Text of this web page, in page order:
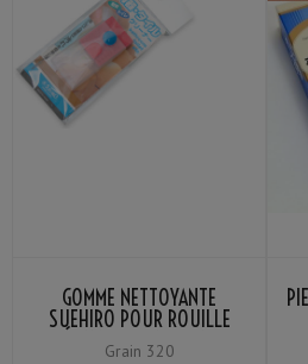
GOMME NETTOYANTE
SUEHIRO POUR ROUILLE
CÉRAMIQUE CARRELAGE
Grain 320